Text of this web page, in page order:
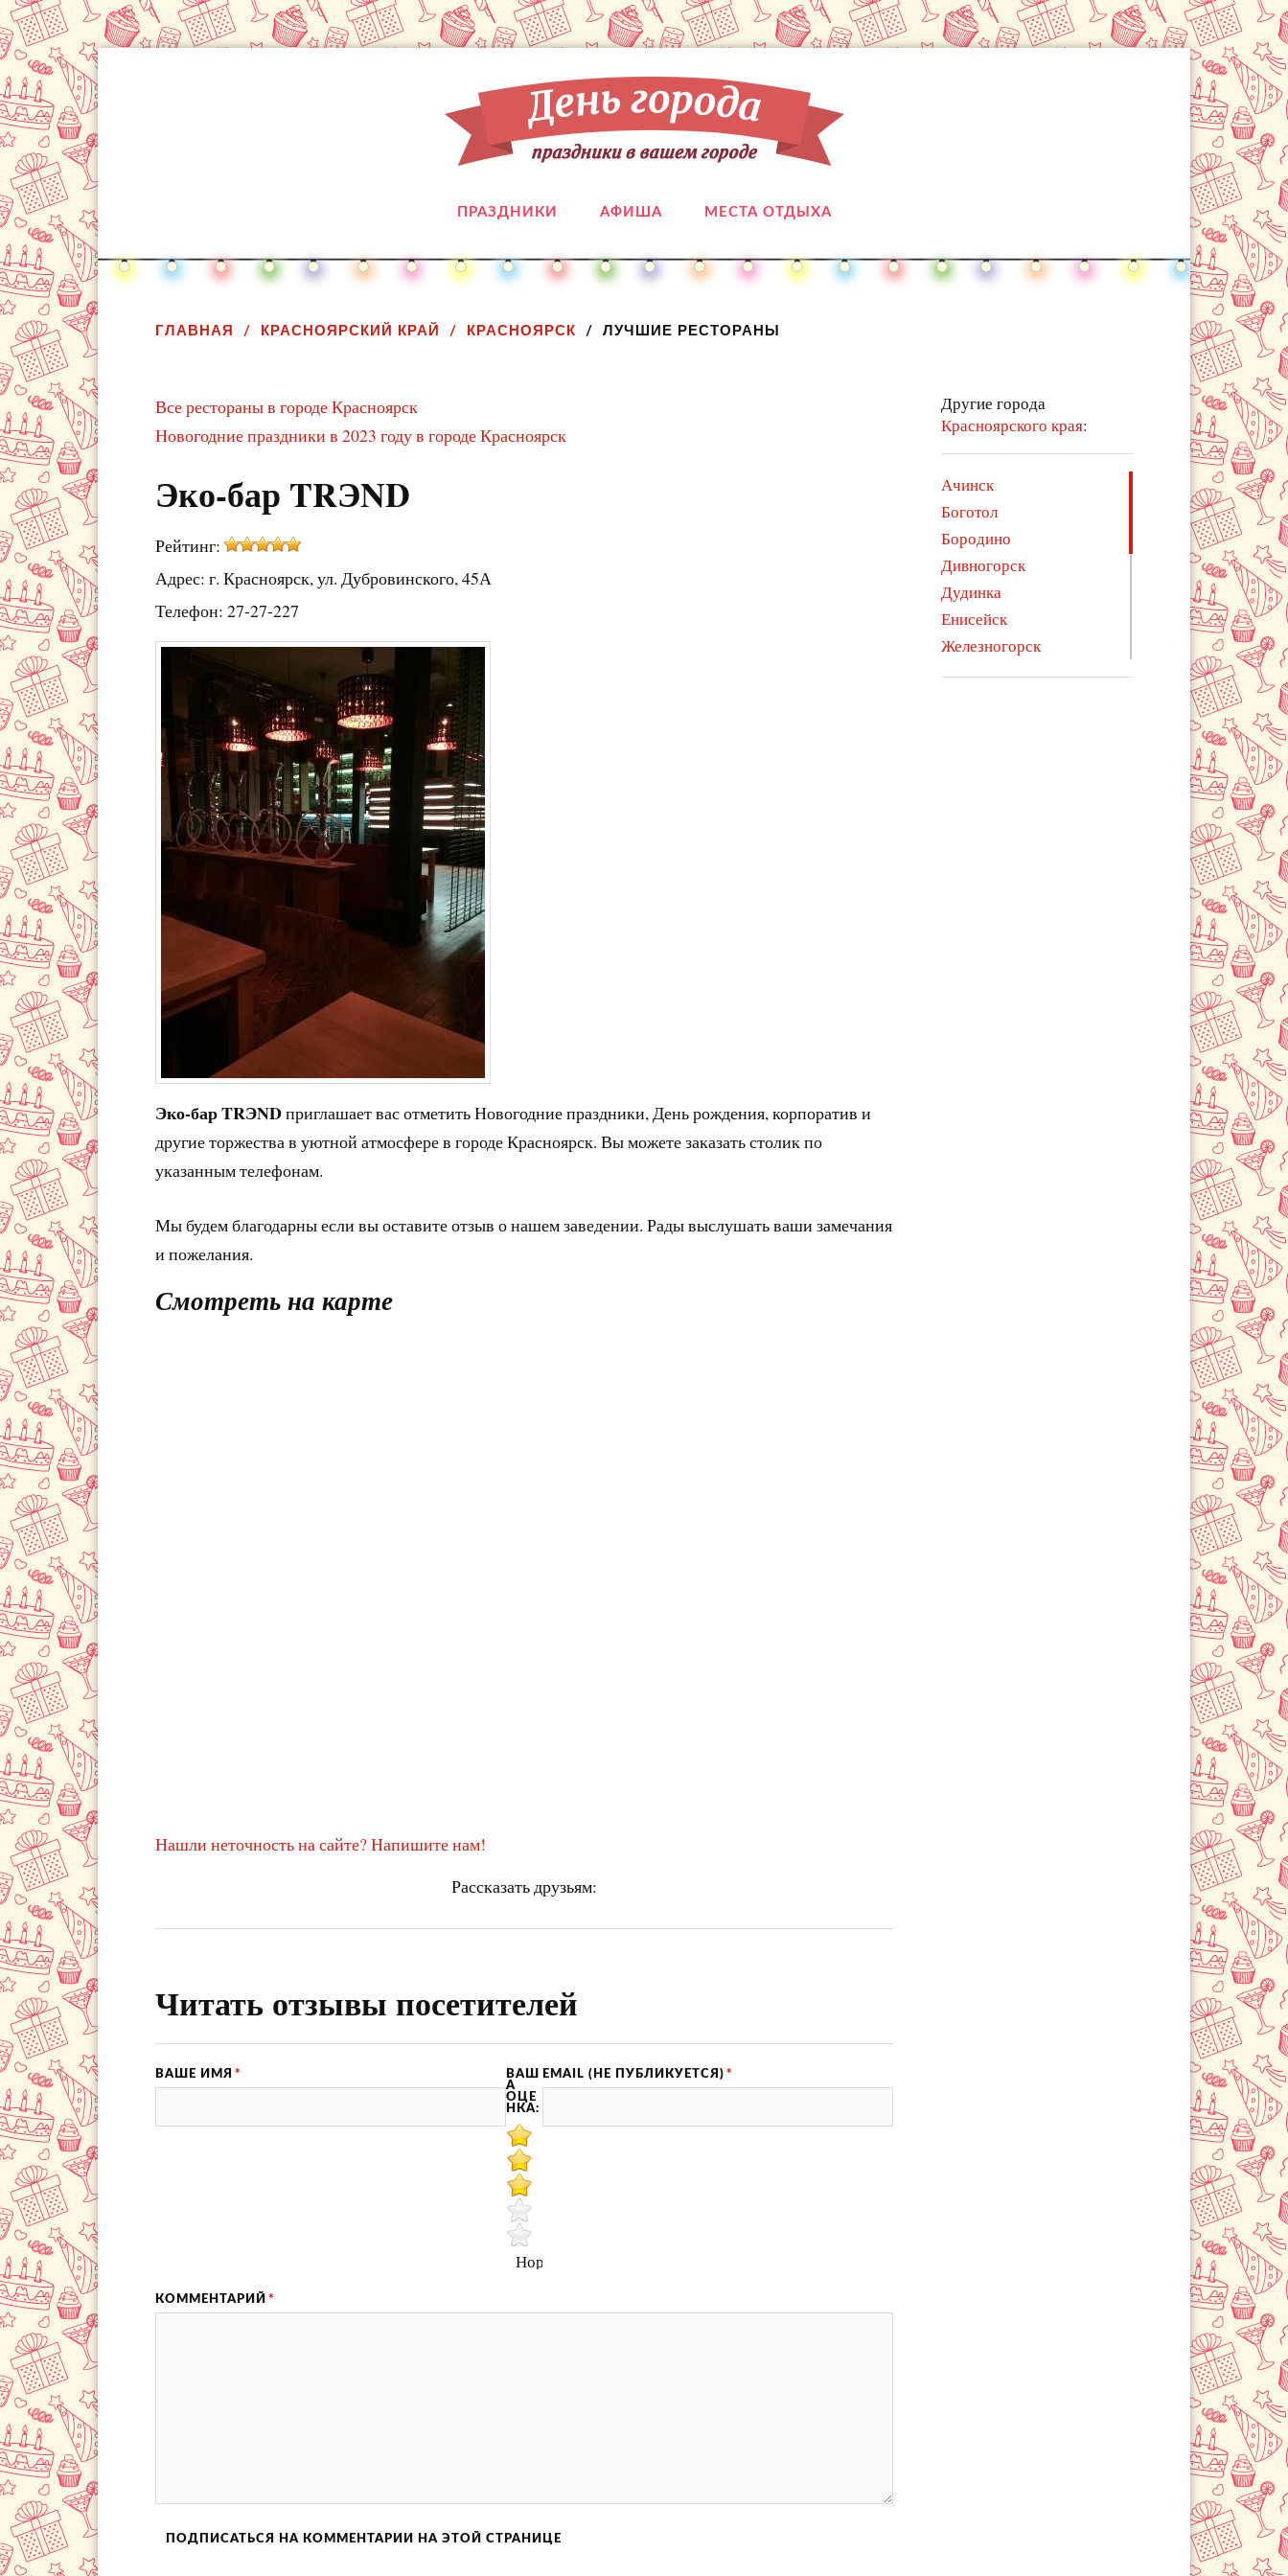
ПРАЗДНИКИ АФИША МЕСТА ОТДЫХА
ГЛАВНАЯ КРАСНОЯРСКИЙ КРАЙ КРАСНОЯРСК ЛУЧШИЕ РЕСТОРАНЫ
Другие города
Красноярского края:
Ачинск
Боготол
Бородино
Дивногорск
Дудинка
Енисейск
Железногорск
Зеленогорск
Все рестораны в городе Красноярск
Новогодние праздники в 2023 году в городе Красноярск
Эко-бар TRЭND
Рейтинг:
Адрес: г. Красноярск, ул. Дубровинского, 45А
Телефон: 27-27-227
Эко-бар TRЭNDприглашает вас отметить Новогодние праздники, День рождения, корпоратив и
другие торжества в уютной атмосфере в городе Красноярск. Вы можете заказать столик по
указанным телефонам.
Мы будем благодарны если вы оставите отзыв о нашем заведении. Рады выслушать ваши замечания
и пожелания.
Смотреть на карте
Нашли неточность на сайте? Напишите нам!
Рассказать друзьям:
Читать отзывы посетителей
ВАШЕ ИМЯ * EMAIL (НЕ ПУБЛИКУЕТСЯ) *
ВАШ
А
ОЦЕ
НКА:
Нормально
КОММЕНТАРИЙ *
ПОДПИСАТЬСЯ НА КОММЕНТАРИИ НА ЭТОЙ СТРАНИЦЕ